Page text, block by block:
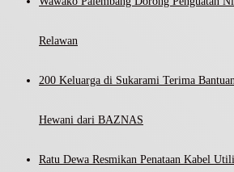
Relawan
200 Keluarga di Sukarami Terima
Hewani dari BAZNAS
Ratu Dewa Resmikan Penataan Kabel